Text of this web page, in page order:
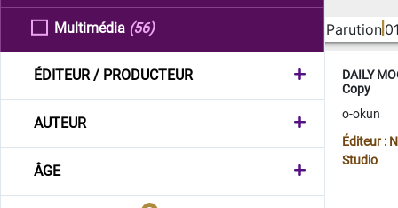
Multimédia (56)
ÉDITEUR / PRODUCTEUR
AUTEUR
ÂGE
Parution
DAILY
Copy
o-okun
Éditeur :
Studio